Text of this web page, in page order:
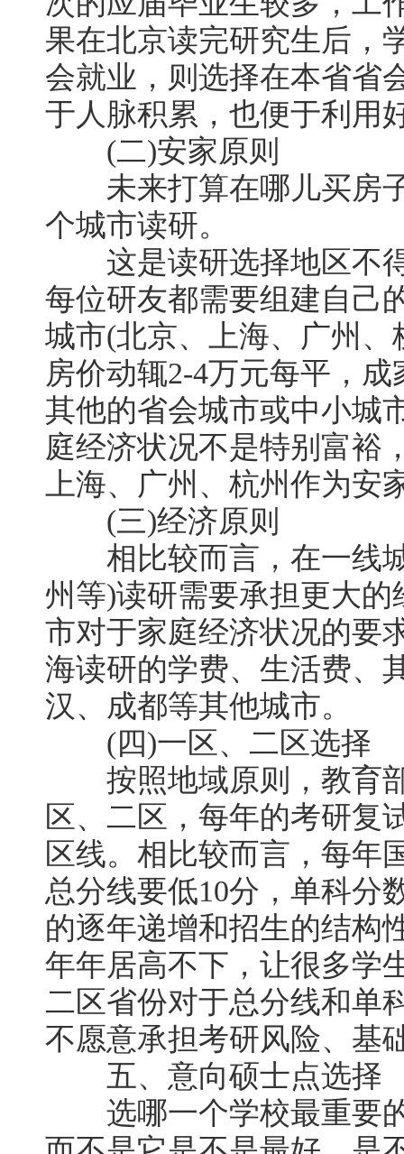
果在北京读完研究生后，
会就业，则选择在本省省
于人脉积累，也便于利用
(二)安家原则
未来打算在哪儿买房子
个城市读研。
这是读研选择地区不得
每位研友都需要组建自己
城市(北京、上海、广州
房价动辄2-4万元每平，
其他的省会城市或中小城
庭经济状况不是特别富裕
上海、广州、杭州作为安
(三)经济原则
相比较而言，在一线城
州等)读研需要承担更大
市对于家庭经济状况的要
海读研的学费、生活费、
汉、成都等其他城市。
(四)一区、二区选择
按照地域原则，教育
区、二区，每年的考研复
区线。相比较而言，每年
总分线要低10分，单科分
的逐年递增和招生的结构
年年居高不下，让很多学
二区省份对于总分线和单
不愿意承担考研风险、基
五、意向硕士点选择
选哪一个学校最重要的